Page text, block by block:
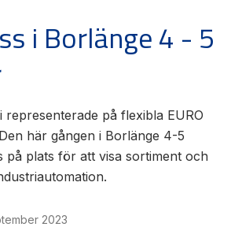
Linjärenheter
Axelkopplingar
i Borlänge 4 - 5
representerade på flexibla EURO
här gången i Borlänge 4-5
på plats för att visa sortiment och
2023